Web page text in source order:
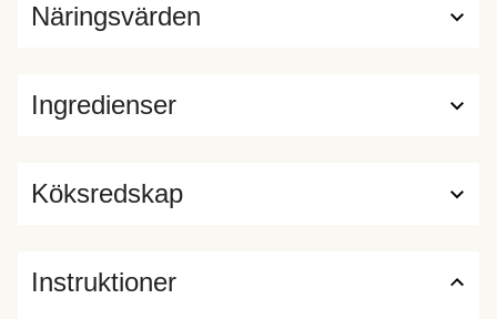
Ingredienser
Näringsvärden
Köksredskap
Instruktioner